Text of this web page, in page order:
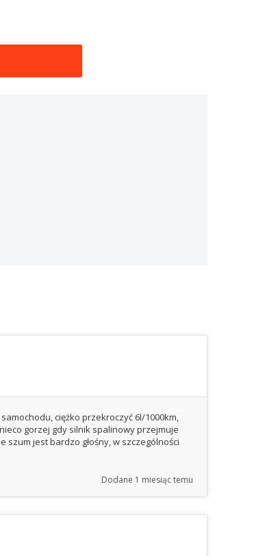
ciężko przekroczyć 6l/1000km,
gorzej gdy silnik spalinowy przejmuje
jest bardzo głośny, w szczególności
Dodane 1 miesiąc temu